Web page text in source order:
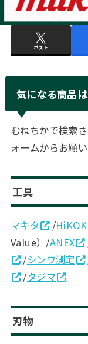
ポスト
気になる商品
むねちかで検索
ォームからお願い
工具
マキタ /
Value）/ANEX
/シンワ測定
/タジマ
刃物